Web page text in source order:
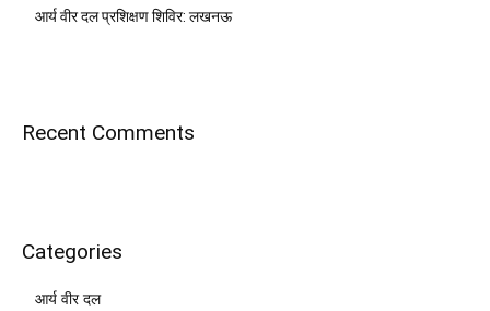
आर्य वीर दल प्रशिक्षण शिविर: लखनऊ
Recent Comments
Categories
आर्य वीर दल